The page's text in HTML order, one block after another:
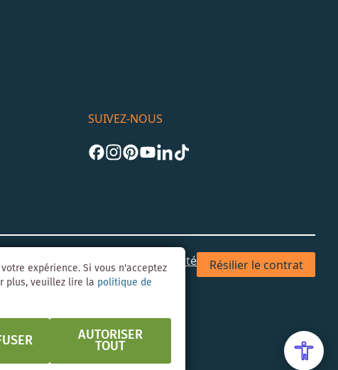
SUIVEZ-NOUS
CGV Confidentialité & Sécurité Résilier le contrat
expérience. Si vous n'acceptez
plus, veuillez lire la politique de
AUTORISER
TOUT